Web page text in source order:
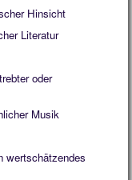
Hinsicht
Literatur
oder
Musik
wertschätzendes